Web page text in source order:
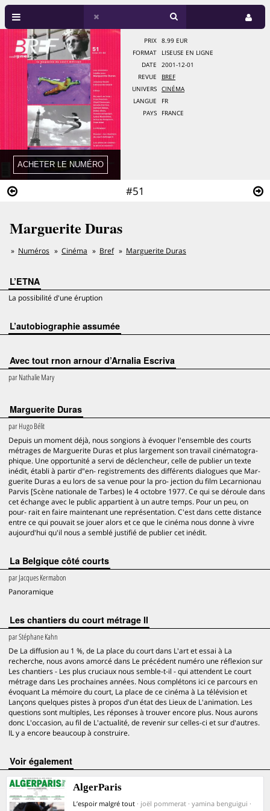
#51
PRIX
8.99 EUR
FORMAT
LISEUSE EN LIGNE
DATE
2001-12-01
REVUE
BREF
UNIVERS
CINÉMA
LANGUE
FR
PAYS
FRANCE
Marguerite Duras
Numéros Cinéma Bref Marguerite Duras
L’ETNA
La possibilité d'une éruption
L’autobiographie assumée
Avec tout rnon arnour d’Arnalia Escriva
parNathalie Mary
Marguerite Duras
parHugo Bélit
Depuis un moment déjà, nous songions à évoquer l'ensemble des courts
métrages de Marguerite Duras et plus largement son travail cinématogra-
phique. Une opportunité a servi de déclencheur, celle de publier un texte
inédit, établi à partir d"en- registrements des différents dialogues que Mar-
guerite Duras a eu lors de sa venue pour la pro- jection du film Lecarnionau
Parvis [Scène nationale de Tarbes) le 4 octobre 1977. Ce qui se déroule dans
cet échange avec le public appartient à un autre temps. Pour un peu, on
pour- rait en faire maintenant une représentation. C'est dans cette distance
entre ce qui pouvait se jouer alors et ce que le cinéma nous donne à vivre
aujourd'hui qu'il nous a semblé justifié de publier cet inédit.
La Belgique côté courts
parJacques Kermabon
Panoramique
Les chantiers du court métrage Il
parStéphane Kahn
De La diffusion au 1 %, de La place du court dans L'art et essai à La
recherche, nous avons amorcé dans Le précédent numéro une réflexion sur
Les chantiers - Les plus cruciaux nous semble-t-il - qui attendent Le court
métrage dans Les prochaines années. Nous complétons ici ce parcours en
évoquant La mémoire du court, La place de ce cinéma à La télévision et
Lançons quelques pistes à propos d'un état des Lieux de L'animation. Les
questions sont multiples, Les réponses à trouver encore plus. Nous aurons
donc L'occasion, au fil de L'actualité, de revenir sur celles-ci et sur d'autres.
IL y a encore beaucoup à construire.
voir également
AlgerParis
L’espoir malgré tout · joël pommerat · yamina benguigui ·